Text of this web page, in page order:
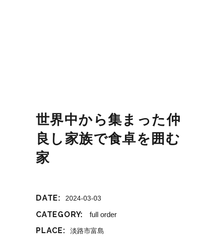
世界中から集まった仲
良し家族で食卓を囲む
家
DATE: 2024-03-03
CATEGORY: full order
PLACE: 淡路市富島